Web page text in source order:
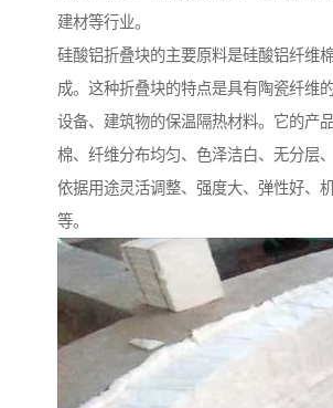
建材等行业。
硅酸铝折叠块的主要原料是硅酸铝纤维
成。这种折叠块的特点是具有陶瓷纤维
设备、建筑物的保温隔热材料。它的产
棉、纤维分布均匀、色泽洁白、无分层
依据用途灵活调整、强度大、弹性好、
等。